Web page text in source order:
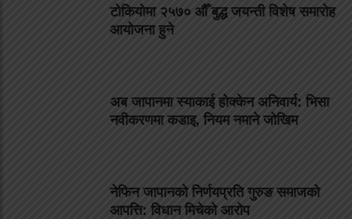
टोकियोमा २५७० औँ बुद्ध जयन्ती विशेष समारोह
आयोजना हुने
अब जापानमा स्याकाई होक्केन अनिवार्य: भिसा
नवीकरणमा कडाइ, नियम नमाने जोखिम
नेफिन जापानको निर्णयप्रति गुरुङ समाजको
आपत्ति: विधान मिचेको आरोप